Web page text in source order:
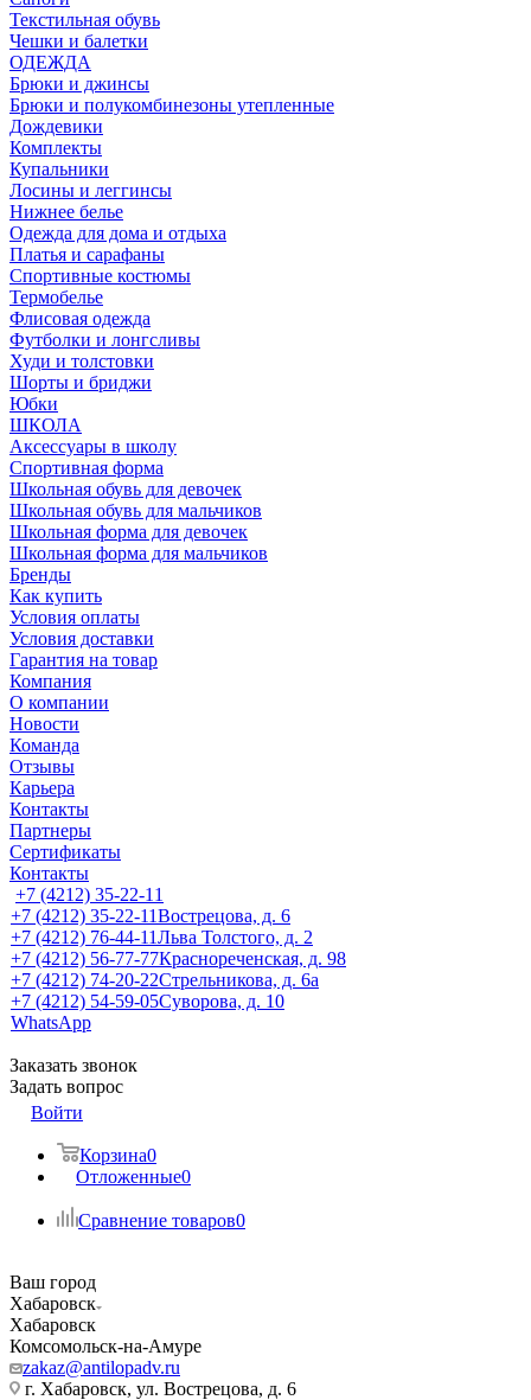
Текстильная обувь
Чешки и балетки
ОДЕЖДА
Брюки и джинсы
Брюки и полукомбинезоны утепленные
Дождевики
Комплекты
Купальники
Лосины и леггинсы
Нижнее белье
Одежда для дома и отдыха
Платья и сарафаны
Спортивные костюмы
Термобелье
Флисовая одежда
Футболки и лонгсливы
Худи и толстовки
Шорты и бриджи
Юбки
ШКОЛА
Аксессуары в школу
Спортивная форма
Школьная обувь для девочек
Школьная обувь для мальчиков
Школьная форма для девочек
Школьная форма для мальчиков
Бренды
Как купить
Условия оплаты
Условия доставки
Гарантия на товар
Компания
О компании
Новости
Команда
Отзывы
Карьера
Контакты
Партнеры
Сертификаты
Контакты
+7 (4212) 35-22-11
+7 (4212) 35-22-11Вострецова, д. 6
+7 (4212) 76-44-11Льва Толстого, д. 2
+7 (4212) 56-77-77Краснореченская, д. 98
+7 (4212) 74-20-22Стрельникова, д. 6а
+7 (4212) 54-59-05Суворова, д. 10
WhatsApp
Заказать звонок
Задать вопрос
Войти
Корзина0
Отложенные0
Сравнение товаров0
Ваш город
Хабаровск
Хабаровск
Комсомольск-на-Амуре
zakaz@antilopadv.ru
г. Хабаровск, ул. Вострецова, д. 6